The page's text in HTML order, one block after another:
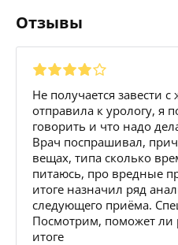
Отзывы
Не получается завести
отправила к урологу, я
говорить и что надо
Врач поспрашивал,
вещах, типа сколько
питаюсь, про вредные
итоге назначил ряд
следующего приёма.
Посмотрим, поможет ли
итоге